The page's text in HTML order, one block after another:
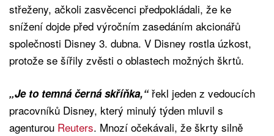
střeženy, ačkoli zasvěcenci předpokládali, že ke
snížení dojde před výročním zasedáním akcionářů
společnosti Disney 3. dubna. V Disney rostla úzkost,
protože se šířily zvěsti o oblastech možných škrtů.
„Je to temná černá skříňka,“řekl jeden z vedoucích
pracovníků Disney, který minulý týden mluvil s
agenturou Reuters. Mnozí očekávali, že škrty silně